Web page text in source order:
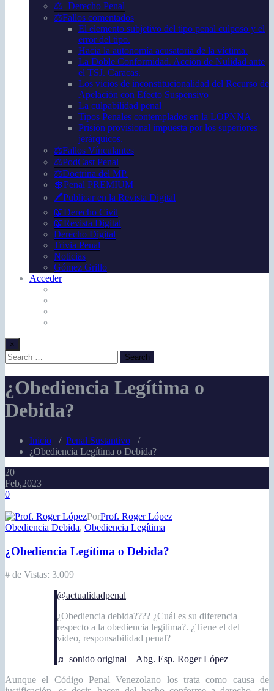
⚖️+Derecho Penal
⚖️Fallos comentados
El elemento subjetivo del tipo penal culposo y el
error del tipo.
Hacia la autonomía acusatoria de la víctima.
La Doble Conformidad. Acción de Nulidad ante
el TSJ. Caracas.
Los vicios de inconstitucionalidad del Recurso de
Apelación con Efecto Suspensivo
La culpabilidad penal
Tipos Penales contemplados en la LOPNNA
Prisión provisional impuesta por los superiores
jerárquicos.
⚖️Fallos Vínculantes
⚖️PodCast Penal
⚖️Doctrina del MP.
💲Penal PREMIUM
🖊️Publicar en la Revista Digital
📖Derecho Civil
📖Revista Digital
Derecho Digital
Trivia Penal
Noticias
Gómez Grillo
Acceder
×
¿Obediencia Legítima o
Debida?
Inicio / Penal Sustantivo /
¿Obediencia Legítima o Debida?
20
Feb,2023
0
PorProf. Roger López
Obediencia Debida, Obediencia Legítima
¿Obediencia Legítima o Debida?
# de Vistas: 3.009
@actualidadpenal
¿Obediencia debida???? ¿Cuál es su diferencia
respecto a la obediencia legitima?. ¿Tiene el del
video, responsabilidad penal?
♬ sonido original – Abg. Esp. Roger López
Aunque el Código Penal Venezolano los trata como causa de